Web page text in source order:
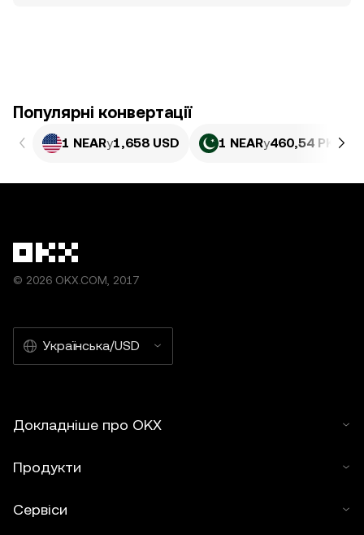
Популярні конвертації
1 NEARу1,658 USD 1 NEARу460,54 PKR
© 2026 OKX.COM, 2017
Українська/USD
Докладніше про OKX
Продукти
Сервіси